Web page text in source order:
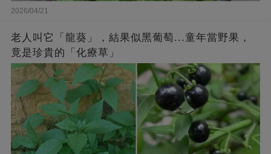
2026/04/21
老人叫它「龍葵」，結果似黑葡萄...童年當野果，
竟是珍貴的「化療草」